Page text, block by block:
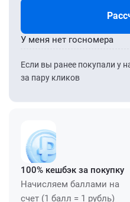
Если вы ранее покупали у
за пару кликов
У меня нет госномера
100% кешбэк за покупку
Начисляем баллами на
счет (1 балл = 1 рубль)